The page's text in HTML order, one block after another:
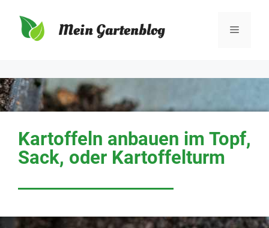
Mein Gartenblog
Kartoffeln anbauen im Topf,
Sack, oder Kartoffelturm